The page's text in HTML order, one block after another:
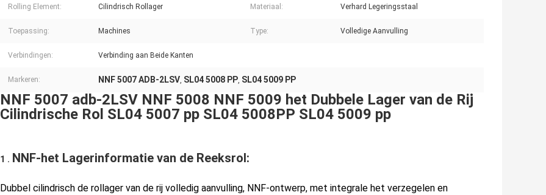
Rolling Element: Cilindrisch Rollager Materiaal: Verhard Legeringsstaal
Toepassing: Machines Type: Volledige Aanvulling
Verbindingen: Verbinding aan Beide Kanten
Markeren: NNF 5007 ADB-2LSV, SL04 5008 PP, SL04 5009 PP
NNF 5007 adb-2LSV NNF 5008 NNF 5009 het Dubbele Lager van de Rij
Cilindrische Rol SL04 5007 pp SL04 5008PP SL04 5009 pp
1 . NNF-het Lagerinformatie van de Reeksrol:
Dubbel cilindrisch de rollager van de rij volledig aanvulling, NNF-ontwerp, met integrale het verzegelen en